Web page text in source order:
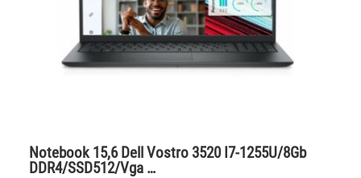
Notebook 15,6 Dell Vostro 3520 I7-1255U/8Gb
DDR4/SSD512/Vga …